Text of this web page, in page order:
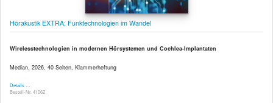
Hörakustik EXTRA: Funktechnologien im Wandel
Wirelesstechnologien in modernen Hörsystemen und Cochlea-Implantaten
Median, 2026, 40 Seiten, Klammerheftung
Details …
Bestell-Nr. 41062